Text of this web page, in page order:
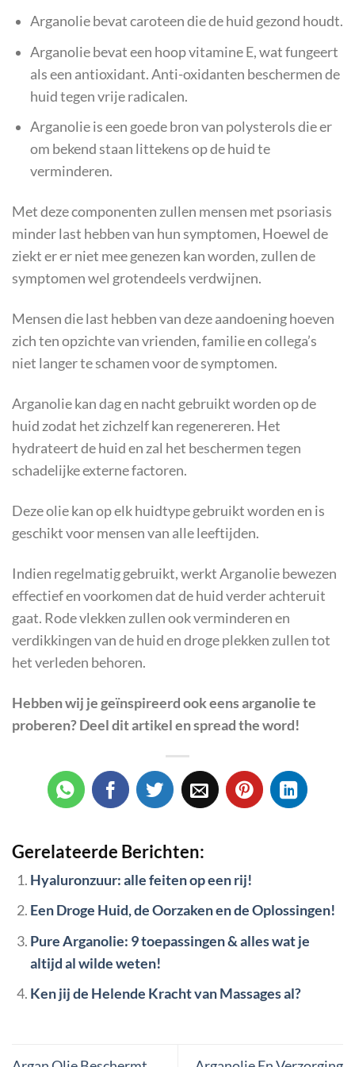
Arganolie bevat caroteen die de huid gezond houdt.
Arganolie bevat een hoop vitamine E, wat fungeert
als een antioxidant. Anti-oxidanten beschermen de
huid tegen vrije radicalen.
Arganolie is een goede bron van polysterols die er
om bekend staan littekens op de huid te
verminderen.
Met deze componenten zullen mensen met psoriasis
minder last hebben van hun symptomen, Hoewel de
ziekt er er niet mee genezen kan worden, zullen de
symptomen wel grotendeels verdwijnen.
Mensen die last hebben van deze aandoening hoeven
zich ten opzichte van vrienden, familie en collega’s
niet langer te schamen voor de symptomen.
Arganolie kan dag en nacht gebruikt worden op de
huid zodat het zichzelf kan regenereren. Het
hydrateert de huid en zal het beschermen tegen
schadelijke externe factoren.
Deze olie kan op elk huidtype gebruikt worden en is
geschikt voor mensen van alle leeftijden.
Indien regelmatig gebruikt, werkt Arganolie bewezen
effectief en voorkomen dat de huid verder achteruit
gaat. Rode vlekken zullen ook verminderen en
verdikkingen van de huid en droge plekken zullen tot
het verleden behoren.
Hebben wij je geïnspireerd ook eens arganolie te
proberen? Deel dit artikel en spread the word!
Gerelateerde Berichten:
Hyaluronzuur: alle feiten op een rij!
Een Droge Huid, de Oorzaken en de Oplossingen!
Pure Arganolie: 9 toepassingen & alles wat je
altijd al wilde weten!
Ken jij de Helende Kracht van Massages al?